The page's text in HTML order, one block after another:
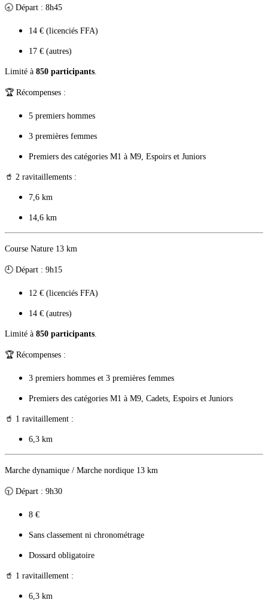
🕣 Départ : 8h45
14 € (licenciés FFA)
17 € (autres)
Limité à 850 participants.
🏆 Récompenses :
5 premiers hommes
3 premières femmes
Premiers des catégories M1 à M9, Espoirs et Juniors
🥤 2 ravitaillements :
7,6 km
14,6 km
Course Nature 13 km
🕘 Départ : 9h15
12 € (licenciés FFA)
14 € (autres)
Limité à 850 participants.
🏆 Récompenses :
3 premiers hommes et 3 premières femmes
Premiers des catégories M1 à M9, Cadets, Espoirs et Juniors
🥤 1 ravitaillement :
6,3 km
Marche dynamique / Marche nordique 13 km
🕤 Départ : 9h30
8 €
Sans classement ni chronométrage
Dossard obligatoire
🥤 1 ravitaillement :
6,3 km